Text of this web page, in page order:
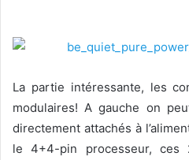
La partie intéressante, les
modulaires! A gauche on
directement attachés à
le 4+4-pin processeur,